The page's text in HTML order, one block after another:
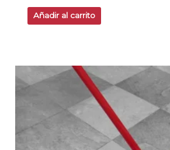
Añadir al carrito
El
precio
original
era:
$240.900.
precio
actual
es:
$154.000.